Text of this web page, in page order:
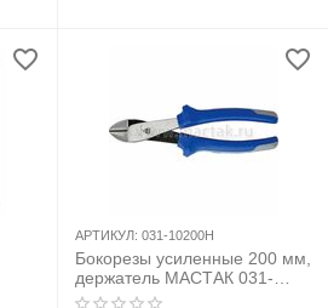
АРТИКУЛ: 031-10200H
Бокорезы усиленные 200 мм,
держатель МАСТАК 031-
10200H